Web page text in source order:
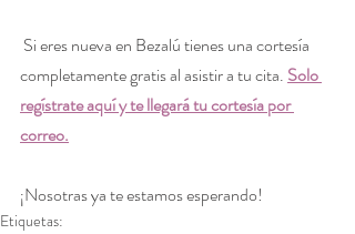
completamente gratis al asistir a tu cita. Solo
regístrate aquí y te llegará tu cortesía por
correo.
¡Nosotras ya te estamos esperando!
Etiquetas: